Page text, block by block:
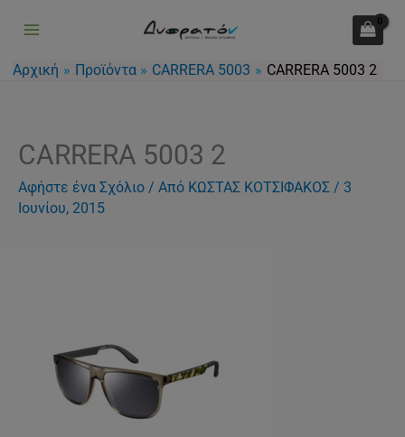
περιεχόμενο
Αρχική Προϊόντα CARRERA 5003 CARRERA 5003 2
CARRERA 5003 2
Αφήστε ένα Σχόλιο / Από ΚΩΣΤΑΣ ΚΟΤΣΙΦΑΚΟΣ / 3
Ιουνίου, 2015